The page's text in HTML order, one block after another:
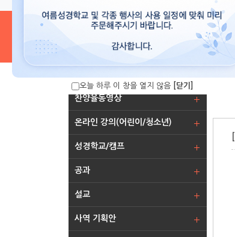
찬양율동영상
온라인 강의(어린이/청소년)
성경학교/캠프
공과
설교
사역 기획안
오늘 하루 이 창을 열지 않음 [닫기]